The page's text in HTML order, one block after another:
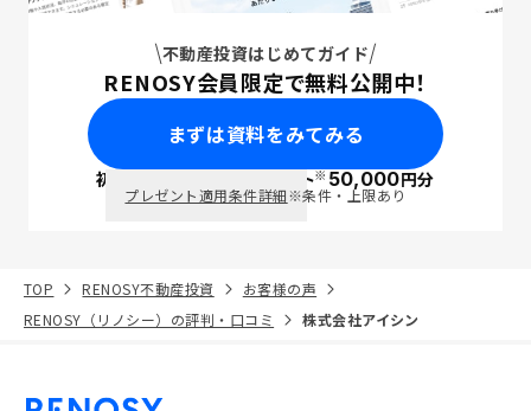
不動産投資はじめてガイド
RENOSY会員限定で無料公開中！
まずは資料をみてみる
初回面談で ポイント※50,000円分
プレゼント適用条件詳細※条件・上限あり
TOP RENOSY不動産投資
お客様の声
RENOSY（リノシー）の評判・口コミ
株式会社アイシン